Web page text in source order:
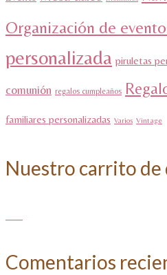
Organización de
personalizada piruletas
comunión regalos cumpleaños
familiares personalizadas Varios Vintage
Nuestro carrito de
Comentarios